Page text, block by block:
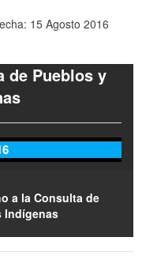
15 Agosto 2016
de Pueblos y
a la Consulta de
Indígenas